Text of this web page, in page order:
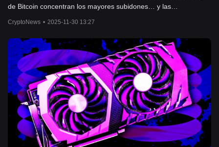
de Bitcoin concentran los mayores subidones… y las
CryptoNews • 2025-11-30 13:27